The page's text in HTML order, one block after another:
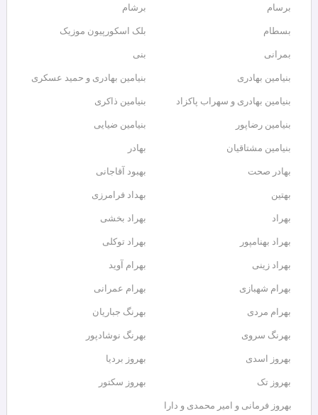
برسام برشام
بسطام بلک اسکورپیون موزیک
بمرانی بنی
بنیامین بهادری بنیامین بهادری و حمید عسکری
بنیامین بهادری و سهراب پاکزاد بنیامین ذاکری
بنیامین رضاپور بنیامین ضیایی
بنیامین مشتاقیان بهادر
بهادر صحت بهبود آقاجانی
بهتین بهداد فرامرزى
بهراد بهراد بخشی
بهراد بهنامپور بهراد توکلی
بهراد زینی بهرام آوید
بهرام شهبازی بهرام عمرانی
بهرام مردی بهرنگ جباریان
بهرنگ سروى بهرنگ نوشادپور
بهروز اسدی بهروز بردیا
بهروز تک بهروز سکتور
بهروز فرمانی و امیر محمدی و دارا